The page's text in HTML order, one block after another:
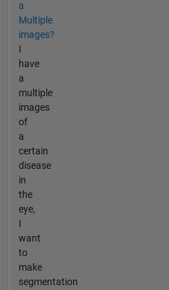
a
Multiple
images?
I
have
a
multiple
images
of
a
certain
disease
in
the
eye,
I
want
to
make
segmentation